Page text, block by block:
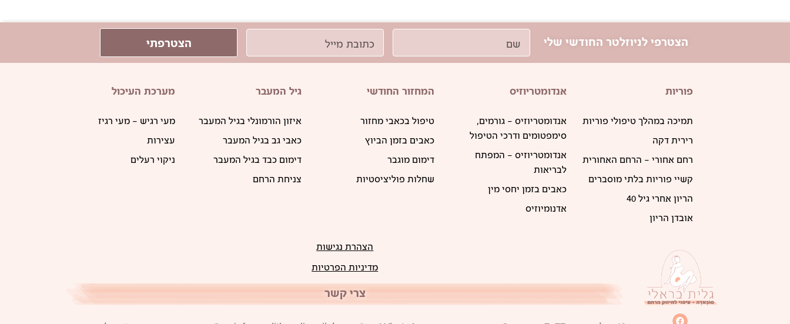
הצטרפי לניוזלטר החודשי שלי הצטרפתי
פוריות
תמיכה במהלך טיפולי פוריות
רירית דקה
רחם אחורי – הרחם האחורית
קשיי פוריות בלתי מוסברים
הריון אחרי גיל 40
אובדן הריון
אנדומטריוזיס
אנדומטריוזיס – גורמים,
סימפטומים ודרכי הטיפול
אנדומטריוזיס – המפתח
לבריאות
כאבים בזמן יחסי מין
אדנומיוזיס
המחזור החודשי
טיפול בכאבי מחזור
כאבים בזמן הביוץ
דימום מוגבר
שחלות פוליציסטיות
גיל המעבר
איזון הורמונלי בגיל המעבר
כאבי גב בגיל המעבר
דימום כבד בגיל המעבר
צניחת הרחם
מערכת העיכול
מעי רגיש – מעי רגיז
עצירות
ניקוי רעלים
הצהרת נגישות
מדיניות הפרטיות
צרי קשר